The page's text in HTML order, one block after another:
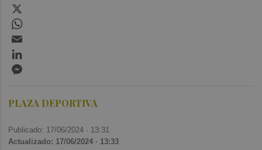
PLAZA DEPORTIVA
Publicado: 17/06/2024 · 13:31
Actualizado: 17/06/2024 · 13:33